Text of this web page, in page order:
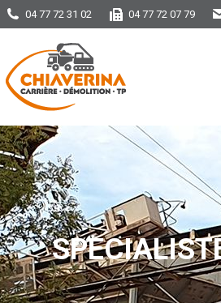
04 77 72 31 02 04 77 72 07 79